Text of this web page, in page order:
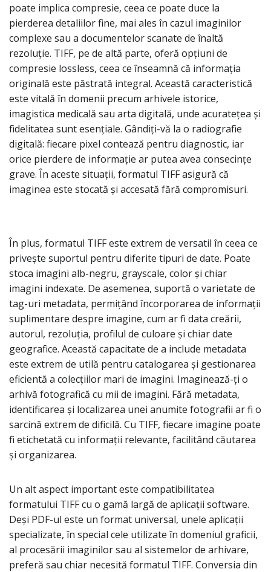
poate implica compresie, ceea ce poate duce la
pierderea detaliilor fine, mai ales în cazul imaginilor
complexe sau a documentelor scanate de înaltă
rezoluție. TIFF, pe de altă parte, oferă opțiuni de
compresie lossless, ceea ce înseamnă că informația
originală este păstrată integral. Această caracteristică
este vitală în domenii precum arhivele istorice,
imagistica medicală sau arta digitală, unde acuratețea și
fidelitatea sunt esențiale. Gândiți-vă la o radiografie
digitală: fiecare pixel contează pentru diagnostic, iar
orice pierdere de informație ar putea avea consecințe
grave. În aceste situații, formatul TIFF asigură că
imaginea este stocată și accesată fără compromisuri.
În plus, formatul TIFF este extrem de versatil în ceea ce
privește suportul pentru diferite tipuri de date. Poate
stoca imagini alb-negru, grayscale, color și chiar
imagini indexate. De asemenea, suportă o varietate de
tag-uri metadata, permițând încorporarea de informații
suplimentare despre imagine, cum ar fi data creării,
autorul, rezoluția, profilul de culoare și chiar date
geografice. Această capacitate de a include metadata
este extrem de utilă pentru catalogarea și gestionarea
eficientă a colecțiilor mari de imagini. Imaginează-ți o
arhivă fotografică cu mii de imagini. Fără metadata,
identificarea și localizarea unei anumite fotografii ar fi o
sarcină extrem de dificilă. Cu TIFF, fiecare imagine poate
fi etichetată cu informații relevante, facilitând căutarea
și organizarea.
Un alt aspect important este compatibilitatea
formatului TIFF cu o gamă largă de aplicații software.
Deși PDF-ul este un format universal, unele aplicații
specializate, în special cele utilizate în domeniul graficii,
al procesării imaginilor sau al sistemelor de arhivare,
preferă sau chiar necesită formatul TIFF. Conversia din